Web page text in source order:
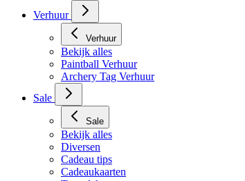
Verhuur
Verhuur
Bekijk alles
Paintball Verhuur
Archery Tag Verhuur
Sale
Sale
Bekijk alles
Diversen
Cadeau tips
Cadeaukaarten